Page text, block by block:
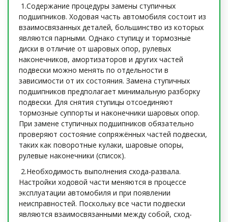
1.Содержание процедуры замены ступичных
подшипников. Ходовая часть автомобиля состоит из
взаимосвязанных деталей, большинство из которых
являются парными. Однако ступицу и тормозные
диски в отличие от шаровых опор, рулевых
наконечников, амортизаторов и других частей
подвески можно менять по отдельности в
зависимости от их состояния. Замена ступичных
подшипников предполагает минимальную разборку
подвески. Для снятия ступицы отсоединяют
тормозные суппорты и наконечники шаровых опор.
При замене ступичных подшипников обязательно
проверяют состояние сопряжённых частей подвески,
таких как поворотные кулаки, шаровые опоры,
рулевые наконечники (список).
2.Необходимость выполнения схода-развала.
Настройки ходовой части меняются в процессе
эксплуатации автомобиля и при появлении
неисправностей. Поскольку все части подвески
являются взаимосвязанными между собой, сход-